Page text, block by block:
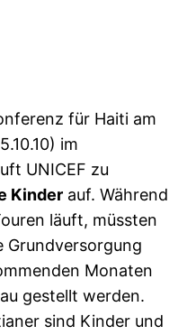
für Haiti am
im
UNICEF zu
Kinder auf. Während
läuft, müssten
Grundversorgung
Monaten
gestellt werden.
sind Kinder und